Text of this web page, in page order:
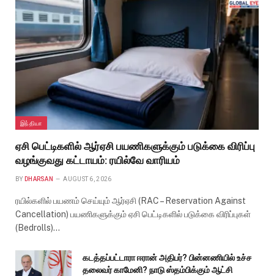
இந்தியா
ஏசி பெட்டிகளில் ஆர்ஏசி பயணிகளுக்கும் படுக்கை விரிப்பு
வழங்குவது கட்டாயம்: ரயில்வே வாரியம்
BY DHARSAN AUGUST 6, 2026
ரயில்களில் பயணம் செய்யும் ஆர்ஏசி (RAC – Reservation Against
Cancellation) பயணிகளுக்கும் ஏசி பெட்டிகளில் படுக்கை விரிப்புகள்
(Bedrolls)…
கடத்தப்பட்டாரா ஈரான் அதிபர்? பின்னணியில் உச்ச
தலைவர் காமேனி? நாடு ஸ்தம்பிக்கும் ஆட்சி